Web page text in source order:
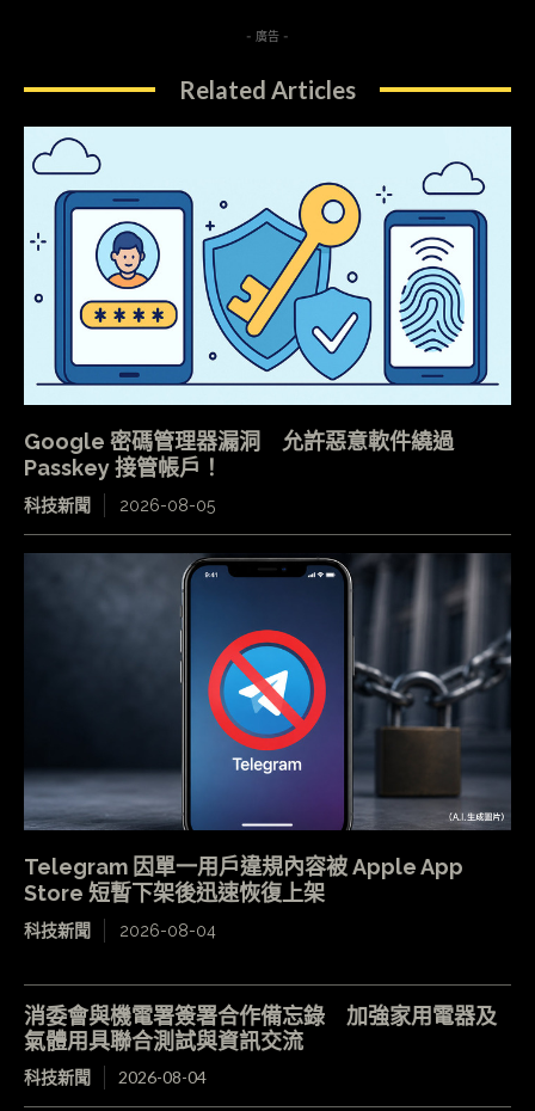
- 廣告 -
Related Articles
Google 密碼管理器漏洞 允許惡意軟件繞過
Passkey 接管帳戶！
科技新聞 2026-08-05
Telegram 因單一用戶違規內容被 Apple App
Store 短暫下架後迅速恢復上架
科技新聞 2026-08-04
消委會與機電署簽署合作備忘錄 加強家用電器及
氣體用具聯合測試與資訊交流
科技新聞 2026-08-04